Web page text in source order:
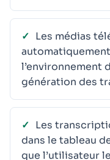
Les médias
l’environnement
génération des
Les
dans le tableau
que l’utilisateur